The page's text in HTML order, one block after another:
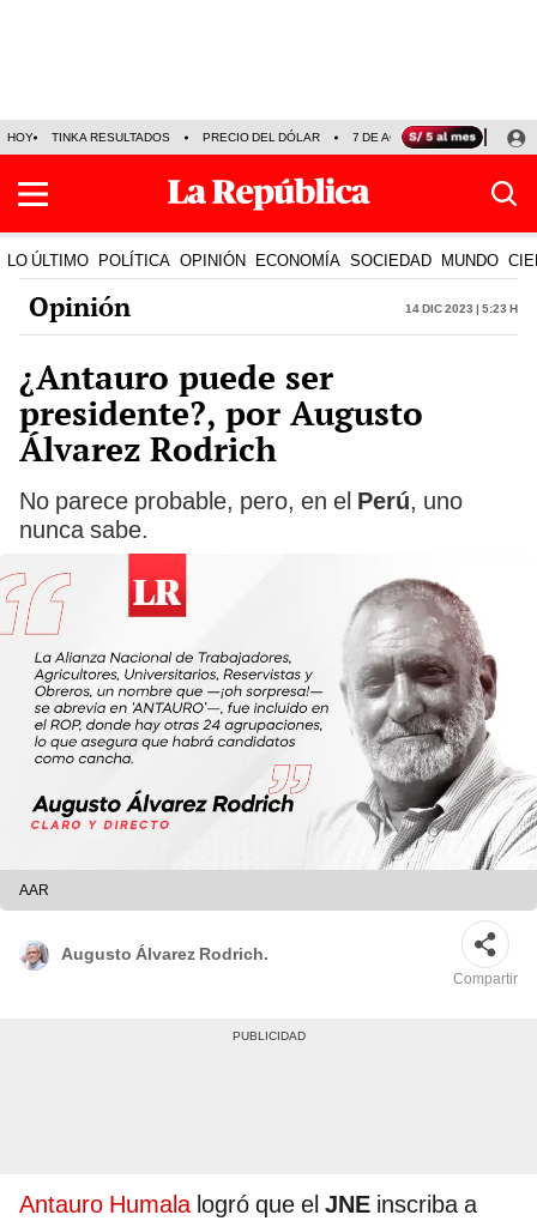
HOY TINKA RESULTADOS PRECIO DEL DÓLAR 7 DE AGOSTO OLLANTA
LO ÚLTIMO POLÍTICA OPINIÓN ECONOMÍA SOCIEDAD MUNDO
Opinión 14 Dic 2023 | 5:23 h
¿Antauro puede ser
presidente?, por Augusto
Álvarez Rodrich
No parece probable, pero, en el Perú, uno
nunca sabe.
AAR
Augusto Álvarez Rodrich.
Compartir
Antauro Humalalogró que el JNE inscriba a